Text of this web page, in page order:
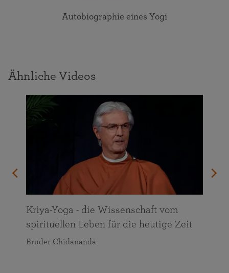
Autobiographie eines Yogi
Ähnliche Videos
Kriya-Yoga - die Wissenschaft vom
spirituellen Leben für die heutige Zeit
Bruder Chidananda